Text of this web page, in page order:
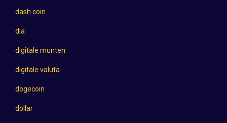
dash coin
dia
digitale munten
digitale valuta
dogecoin
dollar